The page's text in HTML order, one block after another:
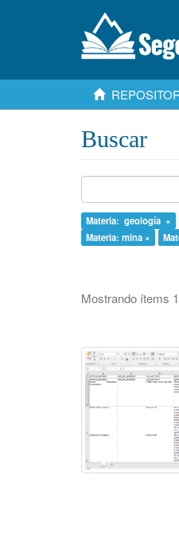
Buscar
Materia: geología ×
Materia: mina ×
Mostrando ítems